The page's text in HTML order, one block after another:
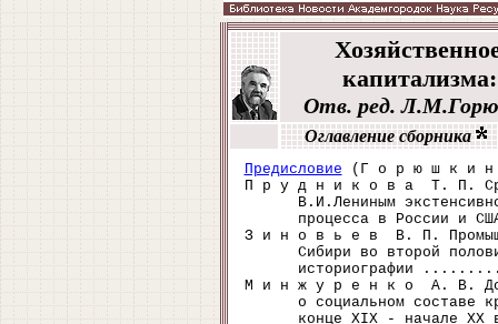
Отв. ред.
Оглавление сборника
Предисловие (Г о р ю ш к
П р у д н и к о в а  Т. П.
В.И.Лениным
процесса в России и
З и н о в ь е в  В. П.
Сибири во второй
историографии
М и н ж у р е н к о  А. В.
о социальном составе
конце XIX - начале XX